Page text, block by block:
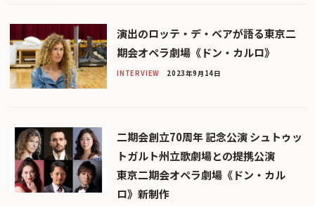
演出のロッテ・デ・ベアが語る東京二
期会オペラ劇場《ドン・カルロ》
INTERVIEW 2023年9月14日
二期会創立70周年 記念公演 シュトゥッ
トガルト州立歌劇場との提携公演
東京二期会オペラ劇場《ドン・カル
ロ》新制作